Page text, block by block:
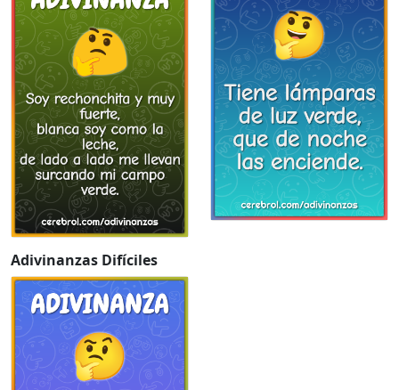
Adivinanzas Difíciles